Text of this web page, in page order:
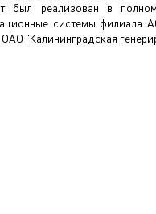
был реализован в
системы филиала
"Калининградская